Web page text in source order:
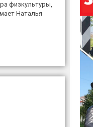
физкультуры,
Наталья